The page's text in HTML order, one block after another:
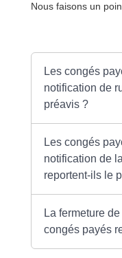
Nous faisons un
Les congés
notification de
préavis ?
Les congés
notification de
reportent-ils le
La fermeture
congés payés